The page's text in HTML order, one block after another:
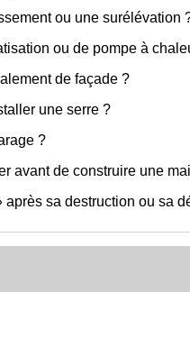
ou une surélévation
ou de pompe à
de façade ?
une serre ?
?
avant de construire une
sa destruction ou sa